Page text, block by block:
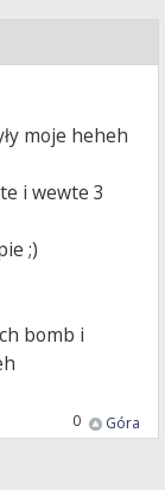
moje heheh
i wewte 3
;)
bomb i
Góra
0